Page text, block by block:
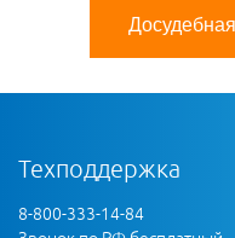
Техподдержка
8-800-333-14-84